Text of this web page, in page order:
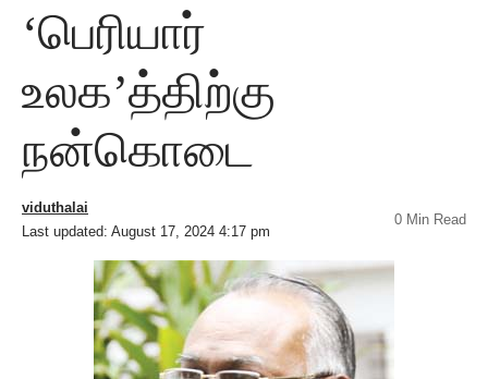
‘பெரியார்
உலக’த்திற்கு
நன்கொடை
Last updated: August 17, 2024 4:17 pm
viduthalai
0 Min Read